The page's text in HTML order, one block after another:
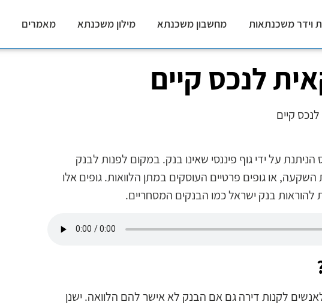
וידר משכנתאות מחשבון משכנתא מילון משכנתא מאמרים
לנכס קיים
קיים
על ידי גוף פיננסי שאינו בנק. במקום לפנות לבנק
או גופים פרטיים העוסקים במתן הלוואות. גופים אלו
להוראות בנק ישראל כמו הבנקים המסחריים.
לקנות דירה גם אם הבנק לא אישר להם הלוואה. ישנן